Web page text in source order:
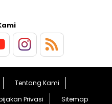
Tentang Kami
Privasi Sitemap